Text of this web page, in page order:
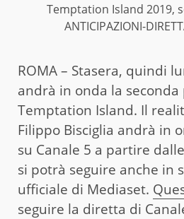
Temptation Island 2019,
ANTICIPAZIONI-
ROMA – Stasera, quindi
andrà in onda la
Temptation Island. Il
Filippo Bisciglia andrà in
su Canale 5 a partire
si potrà seguire anche in
ufficiale di Mediaset.
seguire la diretta di